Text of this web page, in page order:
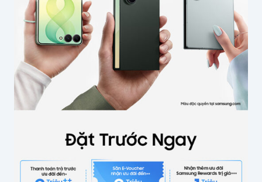
Tên của bạn*
Email
Lưu thông tin cho lần bình luận sau
Gửi bình luận